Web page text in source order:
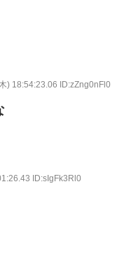
) 18:54:23.06 ID:zZng0nFl0
ID:sIgFk3Rl0